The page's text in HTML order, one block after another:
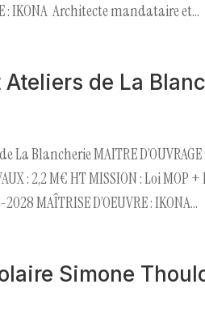
: IKONA Architecte mandataire et...
Ateliers de La
La Blancherie MAITRE
: 2,2 M€ HT MISSION : Loi MOP
MAÎTRISE D’OEUVRE : IKONA...
Simone